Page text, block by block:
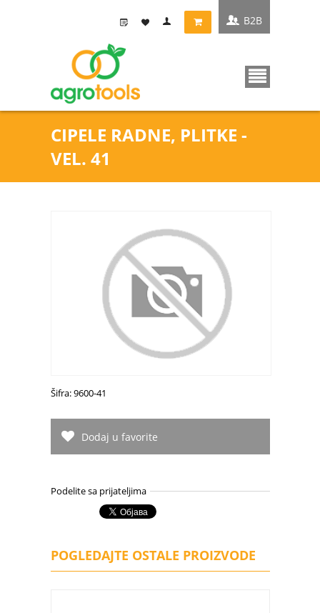
CIPELE RADNE, PLITKE -
VEL. 41
B2B
Šifra: 9600-41
Dodaj u favorite
Podelite sa prijateljima
POGLEDAJTE OSTALE PROIZVODE